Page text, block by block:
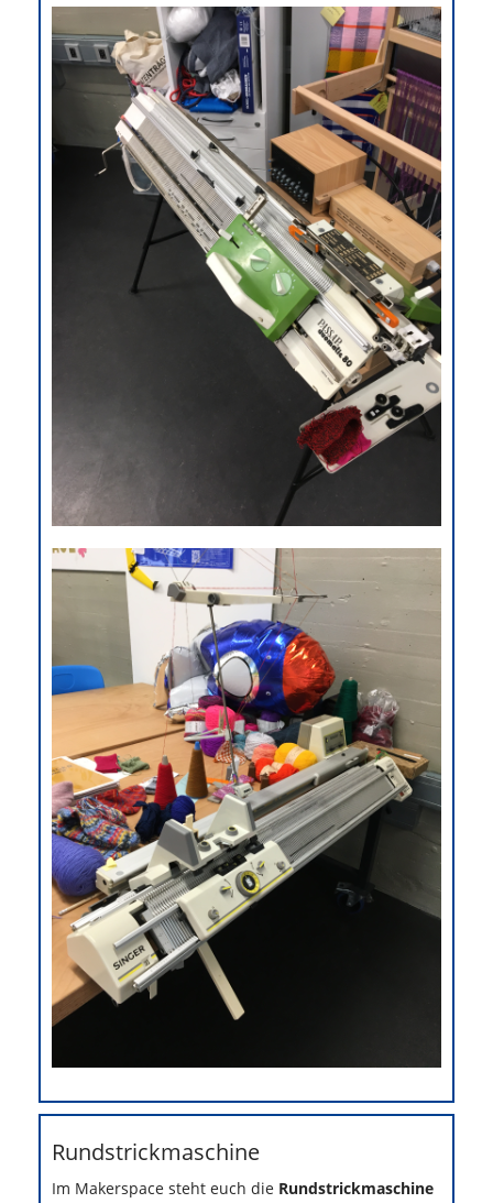
Rundstrickmaschine
Im Makerspace steht euch die Rundstrickmaschine